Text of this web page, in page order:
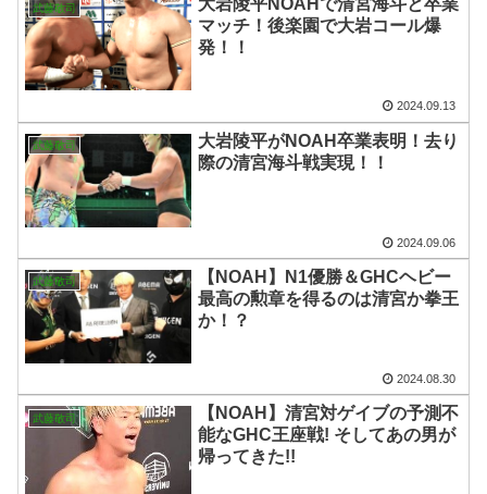
武藤敬司
マッチ！後楽園で大岩コール爆
発！！
2024.09.13
武藤敬司
大岩陵平がNOAH卒業表明！去り
際の清宮海斗戦実現！！
2024.09.06
武藤敬司
【NOAH】N1優勝＆GHCヘビー
最高の勲章を得るのは清宮か拳王
か！？
2024.08.30
武藤敬司
【NOAH】清宮対ゲイブの予測不
能なGHC王座戦! そしてあの男が
帰ってきた!!